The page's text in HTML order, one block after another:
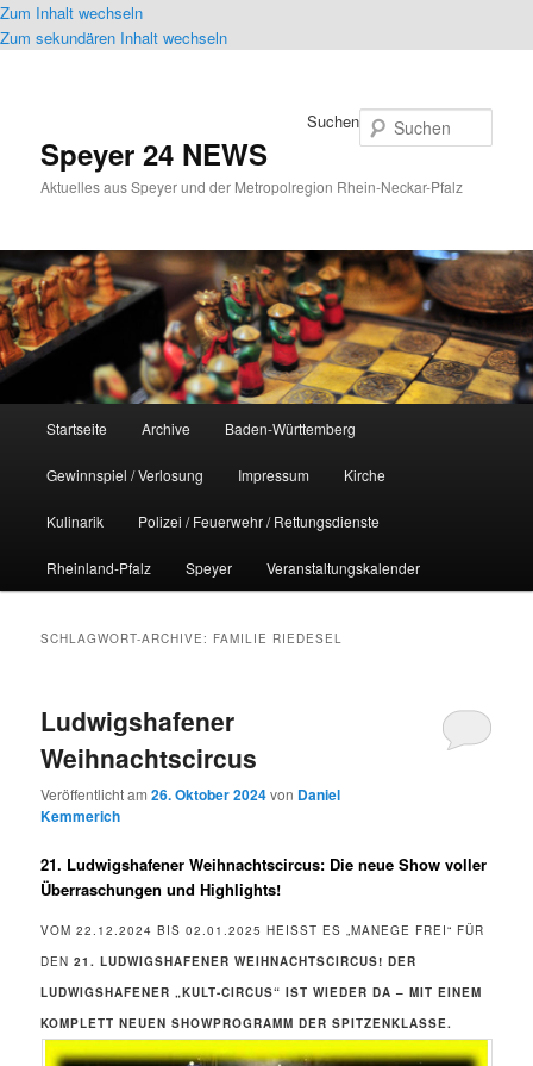
Zum Inhalt wechseln
Zum sekundären Inhalt wechseln
Speyer 24 NEWS
Aktuelles aus Speyer und der Metropolregion Rhein-Neckar-Pfalz
Suchen
Startseite Archive Baden-Württemberg
Gewinnspiel / Verlosung Impressum Kirche
Kulinarik Polizei / Feuerwehr / Rettungsdienste
Rheinland-Pfalz Speyer Veranstaltungskalender
SCHLAGWORT-ARCHIVE: FAMILIE RIEDESEL
Ludwigshafener
Weihnachtscircus
Veröffentlicht am26. Oktober 2024von Daniel
Kemmerich
21. Ludwigshafener Weihnachtscircus: Die neue Show voller
Überraschungen und Highlights!
VOM 22.12.2024 BIS 02.01.2025 HEISST ES „MANEGE FREI“ FÜR D
EN
21. LUDWIGSHAFENER WEIHNACHTSCIRCUS! DER
LUDWIGSHAFENER „KULT-CIRCUS“ IST WIEDER DA – MIT EINEM
KOMPLETT NEUEN SHOWPROGRAMM DER SPITZENKLASSE.